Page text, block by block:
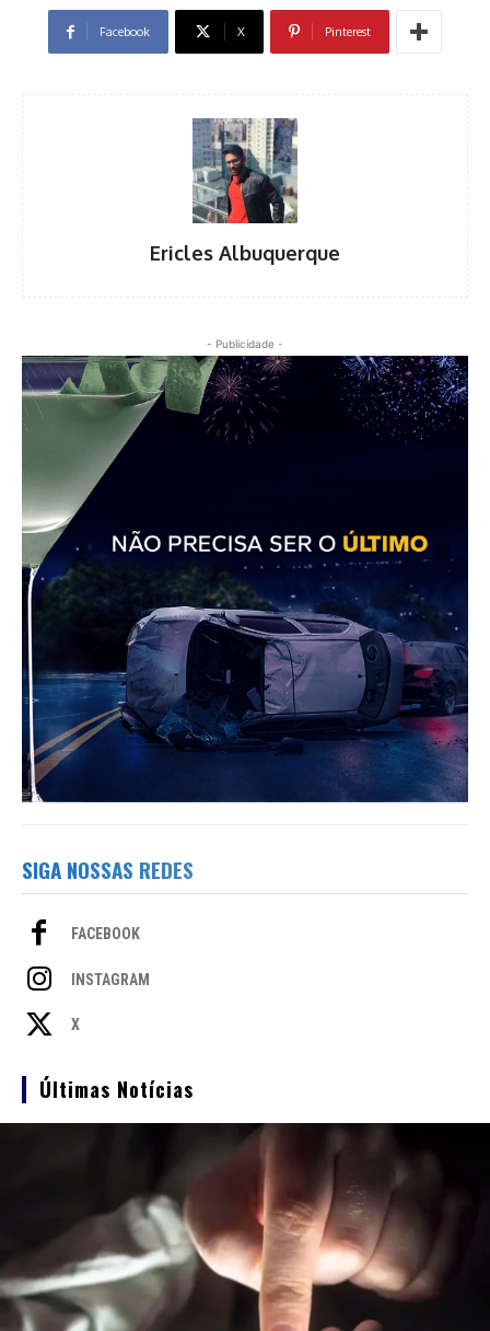
Facebook X Pinterest
Ericles Albuquerque
- Publicidade -
SIGA NOSSAS REDES
FACEBOOK
INSTAGRAM
X
Últimas Notícias